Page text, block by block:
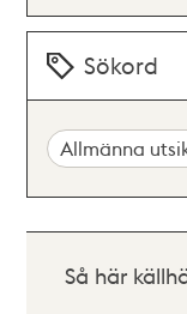
Sökord
Allmänna
Så här